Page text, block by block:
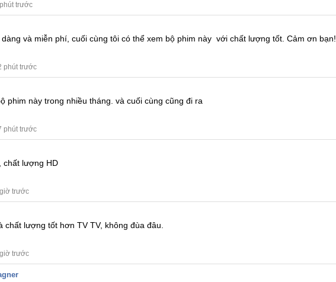
phút trước
và miễn phí, cuối cùng tôi có thể xem bộ phim này với chất lượng tốt. Cảm ơn bạn!
phút trước
phim này trong nhiều tháng. và cuối cùng cũng đi ra
phút trước
chất lượng HD
giờ trước
chất lượng tốt hơn TV TV, không đùa đâu.
giờ trước